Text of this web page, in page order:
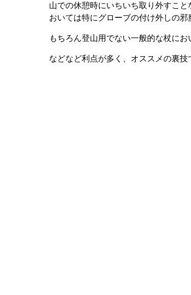
山での休憩時にいちいち取り外すこ
おいては特にグローブの付け外しの
もちろん登山用でない一般的な杖に
などなど利点が多く、オススメの裏技